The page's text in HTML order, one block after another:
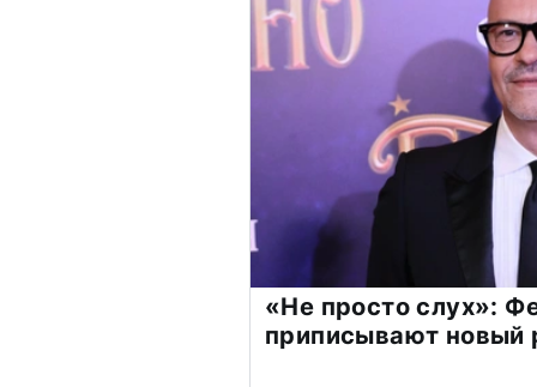
«Не просто слух»:
приписывают новый